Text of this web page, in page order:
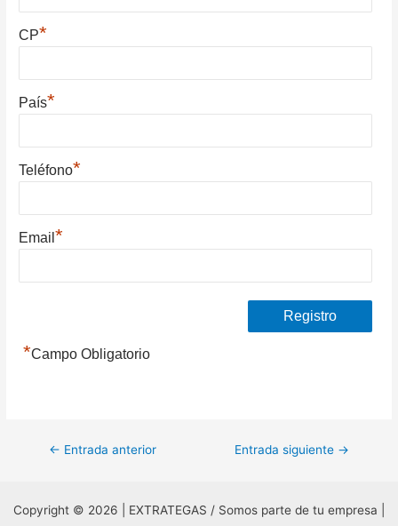
CP*
País*
Teléfono*
Email*
*Campo Obligatorio
Navegación
entradas
← Entrada anterior Entrada siguiente →
Copyright © 2026 | EXTRATEGAS / Somos parte de tu empresa |